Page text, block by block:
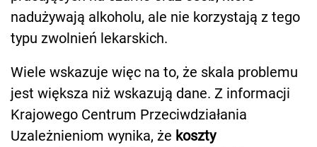
nadużywają alkoholu, ale nie korzystają z tego
typu zwolnień lekarskich.
Wiele wskazuje więc na to, że skala problemu
jest większa niż wskazują dane. Z informacji
Krajowego Centrum Przeciwdziałania
Uzależnieniom wynika, że koszty